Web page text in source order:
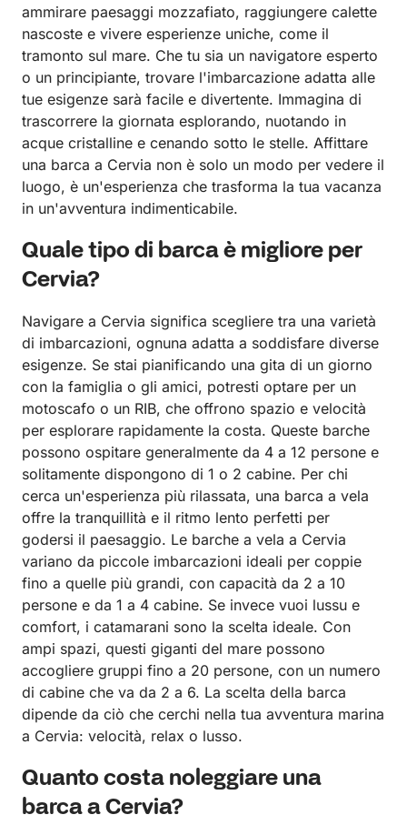
ammirare paesaggi mozzafiato, raggiungere calette
nascoste e vivere esperienze uniche, come il
tramonto sul mare. Che tu sia un navigatore esperto
o un principiante, trovare l'imbarcazione adatta alle
tue esigenze sarà facile e divertente. Immagina di
trascorrere la giornata esplorando, nuotando in
acque cristalline e cenando sotto le stelle. Affittare
una barca a Cervia non è solo un modo per vedere il
luogo, è un'esperienza che trasforma la tua vacanza
in un'avventura indimenticabile.
Quale tipo di barca è migliore per
Cervia?
Navigare a Cervia significa scegliere tra una varietà
di imbarcazioni, ognuna adatta a soddisfare diverse
esigenze. Se stai pianificando una gita di un giorno
con la famiglia o gli amici, potresti optare per un
motoscafo o un RIB, che offrono spazio e velocità
per esplorare rapidamente la costa. Queste barche
possono ospitare generalmente da 4 a 12 persone e
solitamente dispongono di 1 o 2 cabine. Per chi
cerca un'esperienza più rilassata, una barca a vela
offre la tranquillità e il ritmo lento perfetti per
godersi il paesaggio. Le barche a vela a Cervia
variano da piccole imbarcazioni ideali per coppie
fino a quelle più grandi, con capacità da 2 a 10
persone e da 1 a 4 cabine. Se invece vuoi lussu e
comfort, i catamarani sono la scelta ideale. Con
ampi spazi, questi giganti del mare possono
accogliere gruppi fino a 20 persone, con un numero
di cabine che va da 2 a 6. La scelta della barca
dipende da ciò che cerchi nella tua avventura marina
a Cervia: velocità, relax o lusso.
Quanto costa noleggiare una
barca a Cervia?